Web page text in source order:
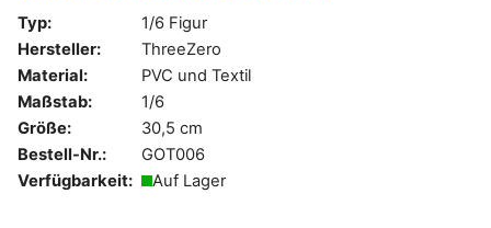
Typ:
1/6 Figur
Hersteller:
ThreeZero
Material:
PVC und Textil
Maßstab:
1/6
Größe:
30,5 cm
Bestell-Nr.:
GOT006
Verfügbarkeit:
Auf Lager